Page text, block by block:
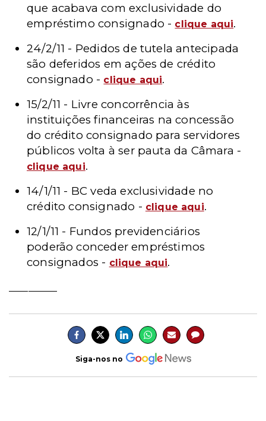
que acabava com exclusividade do
empréstimo consignado - clique aqui.
24/2/11 - Pedidos de tutela antecipada
são deferidos em ações de crédito
consignado - clique aqui.
15/2/11 - Livre concorrência às
instituições financeiras na concessão
do crédito consignado para servidores
públicos volta à ser pauta da Câmara -
clique aqui.
14/1/11 - BC veda exclusividade no
crédito consignado - clique aqui.
12/1/11 - Fundos previdenciários
poderão conceder empréstimos
consignados - clique aqui.
Siga-nos no